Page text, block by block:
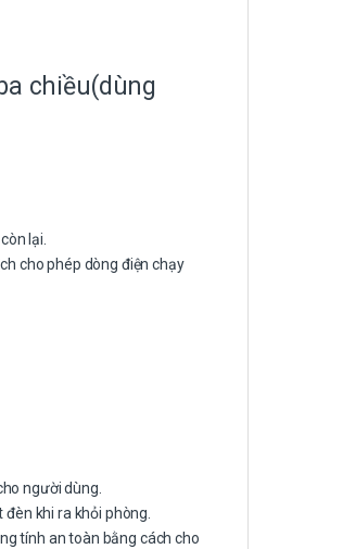
chiều(dùng
lại.
cho phép dòng điện chạy
người dùng.
đèn khi ra khỏi phòng.
tính an toàn bằng cách cho